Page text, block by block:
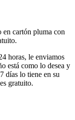
en cartón pluma con
horas, le enviamos
está como lo desea y
días lo tiene en su
gratuito.